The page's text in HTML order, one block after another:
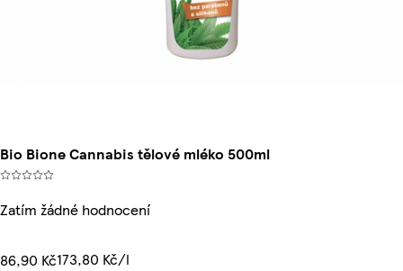
Bio Bione Cannabis tělové mléko 500ml
Zatím žádné hodnocení
86,90 Kč173,80 Kč/l